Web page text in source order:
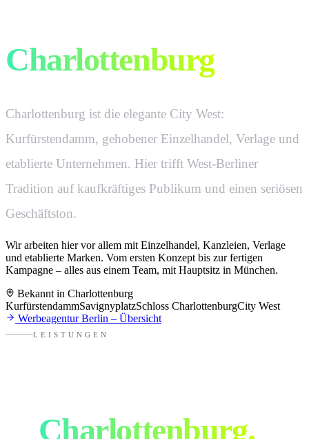
Charlottenburgwirkt.
Charlottenburg ist die elegante City West:
Kurfürstendamm, gehobener Einzelhandel, Verlage und
etablierte Unternehmen. Hier trifft West-Berliner
Tradition auf kaufkräftiges Publikum und einen seriösen
Geschäftston.
Wir arbeiten hier vor allem mitEinzelhandel, Kanzleien, Verlage
und etablierte Marken. Vom ersten Konzept bis zur fertigen
Kampagne – alles aus einem Team, mit Hauptsitz in München.
Bekannt in Charlottenburg
KurfürstendammSavignyplatzSchloss CharlottenburgCity West
WerbeagenturBerlin – Übersicht
LEISTUNGEN
Charlottenburg.